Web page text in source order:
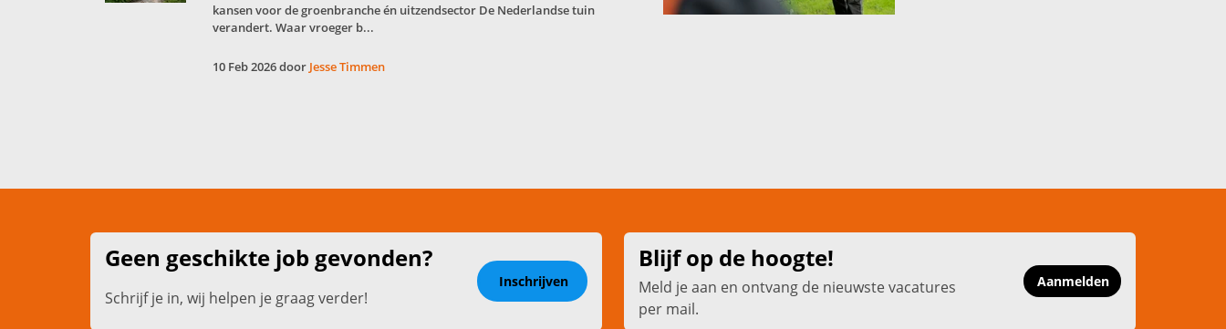
kansen voor de groenbranche én uitzendsector De Nederlandse tuin
verandert. Waar vroeger b...
10 Feb 2026 door Jesse Timmen
Geen geschikte job gevonden?
Schrijf je in, wij helpen je graag verder!
Inschrijven
Blijf op de hoogte!
Meld je aan en ontvang de nieuwste vacatures
per mail.
Aanmelden